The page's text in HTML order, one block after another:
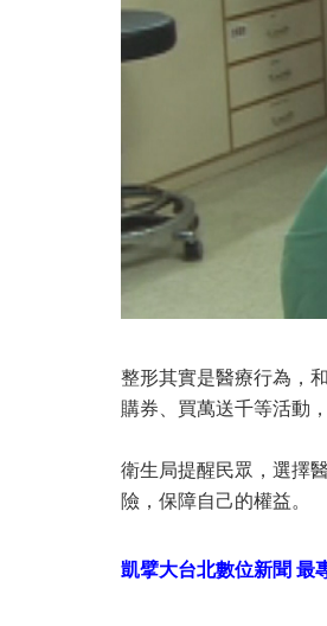
整形其實是醫療行為，
購券、買萬送千等活動
衛生局提醒民眾，選擇
險，保障自己的權益。
凱擘大台北數位新聞 最